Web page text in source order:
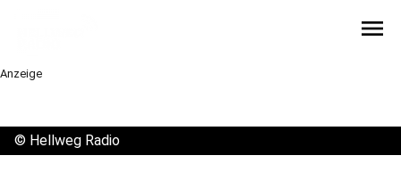
menu
Anzeige
© Hellweg Radio